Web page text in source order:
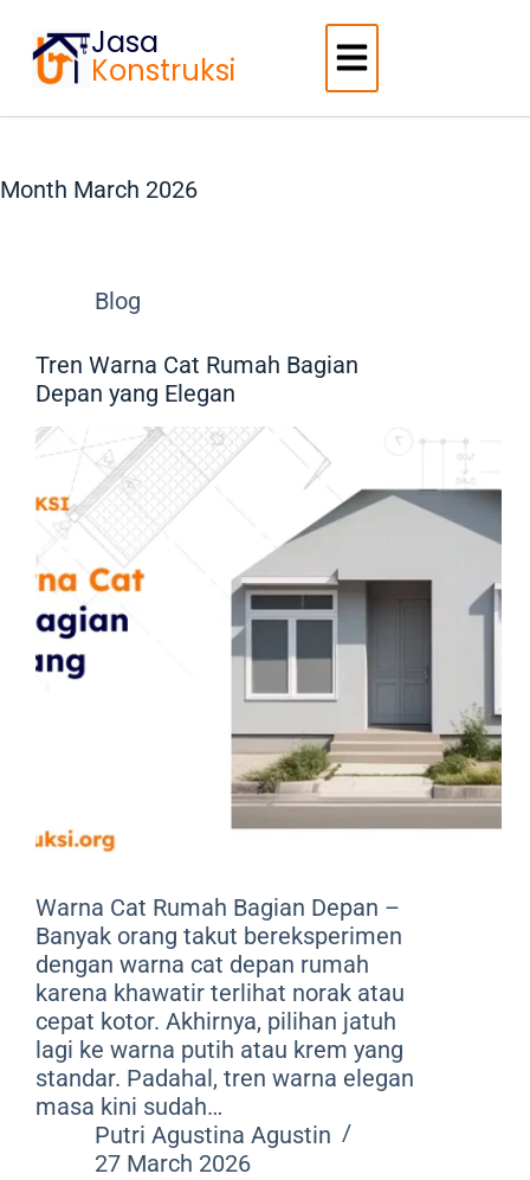
Jasa
Konstruksi
Month March 2026
Blog
Tren Warna Cat Rumah Bagian
Depan yang Elegan
Warna Cat Rumah Bagian Depan –
Banyak orang takut bereksperimen
dengan warna cat depan rumah
karena khawatir terlihat norak atau
cepat kotor. Akhirnya, pilihan jatuh
lagi ke warna putih atau krem yang
standar. Padahal, tren warna elegan
masa kini sudah…
Putri Agustina Agustin
27 March 2026